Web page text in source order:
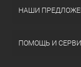
НАШИ
ПОМОЩЬ И